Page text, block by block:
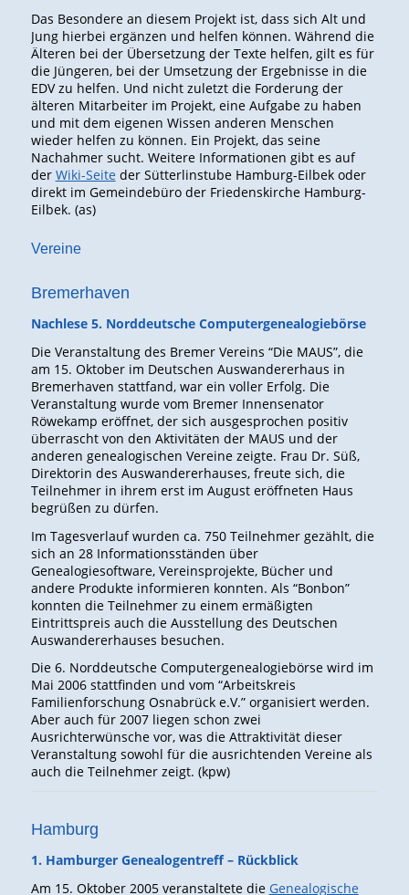
Das Besondere an diesem Projekt ist, dass sich Alt und
Jung hierbei ergänzen und helfen können. Während die
Älteren bei der Übersetzung der Texte helfen, gilt es für
die Jüngeren, bei der Umsetzung der Ergebnisse in die
EDV zu helfen. Und nicht zuletzt die Forderung der
älteren Mitarbeiter im Projekt, eine Aufgabe zu haben
und mit dem eigenen Wissen anderen Menschen
wieder helfen zu können. Ein Projekt, das seine
Nachahmer sucht. Weitere Informationen gibt es auf
der Wiki-Seite der Sütterlinstube Hamburg-Eilbek oder
direkt im Gemeindebüro der Friedenskirche Hamburg-
Eilbek. (as)
Vereine
Bremerhaven
Nachlese 5. Norddeutsche Computergenealogiebörse
Die Veranstaltung des Bremer Vereins “Die MAUS”, die
am 15. Oktober im Deutschen Auswandererhaus in
Bremerhaven stattfand, war ein voller Erfolg. Die
Veranstaltung wurde vom Bremer Innensenator
Röwekamp eröffnet, der sich ausgesprochen positiv
überrascht von den Aktivitäten der MAUS und der
anderen genealogischen Vereine zeigte. Frau Dr. Süß,
Direktorin des Auswandererhauses, freute sich, die
Teilnehmer in ihrem erst im August eröffneten Haus
begrüßen zu dürfen.
Im Tagesverlauf wurden ca. 750 Teilnehmer gezählt, die
sich an 28 Informationsständen über
Genealogiesoftware, Vereinsprojekte, Bücher und
andere Produkte informieren konnten. Als “Bonbon”
konnten die Teilnehmer zu einem ermäßigten
Eintrittspreis auch die Ausstellung des Deutschen
Auswandererhauses besuchen.
Die 6. Norddeutsche Computergenealogiebörse wird im
Mai 2006 stattfinden und vom “Arbeitskreis
Familienforschung Osnabrück e.V.” organisiert werden.
Aber auch für 2007 liegen schon zwei
Ausrichterwünsche vor, was die Attraktivität dieser
Veranstaltung sowohl für die ausrichtenden Vereine als
auch die Teilnehmer zeigt. (kpw)
Hamburg
1. Hamburger Genealogentreff – Rückblick
Am 15. Oktober 2005 veranstaltete die Genealogische